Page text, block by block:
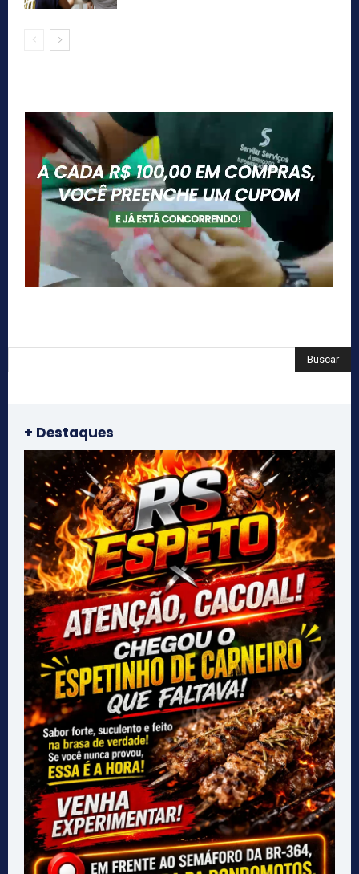
Buscar
+ Destaques